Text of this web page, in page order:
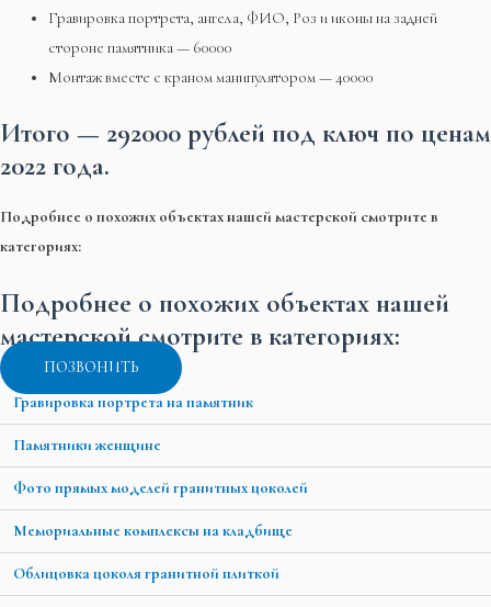
Гравировка портрета, ангела, ФИО, Роз и иконы на задней
стороне памятника — 60000
Монтаж вместе с краном манипулятором — 40000
Итого — 292000 рублей под ключ по ценам
2022 года.
Подробнее о похожих объектах нашей мастерской смотрите в
категориях:
Подробнее о похожих объектах нашей
мастерской смотрите в категориях:
ПОЗВОНИТЬ
Гравировка портрета на памятник
Памятники женщине
Фото прямых моделей гранитных цоколей
Мемориальные комплексы на кладбище
Облицовка цоколя гранитной плиткой